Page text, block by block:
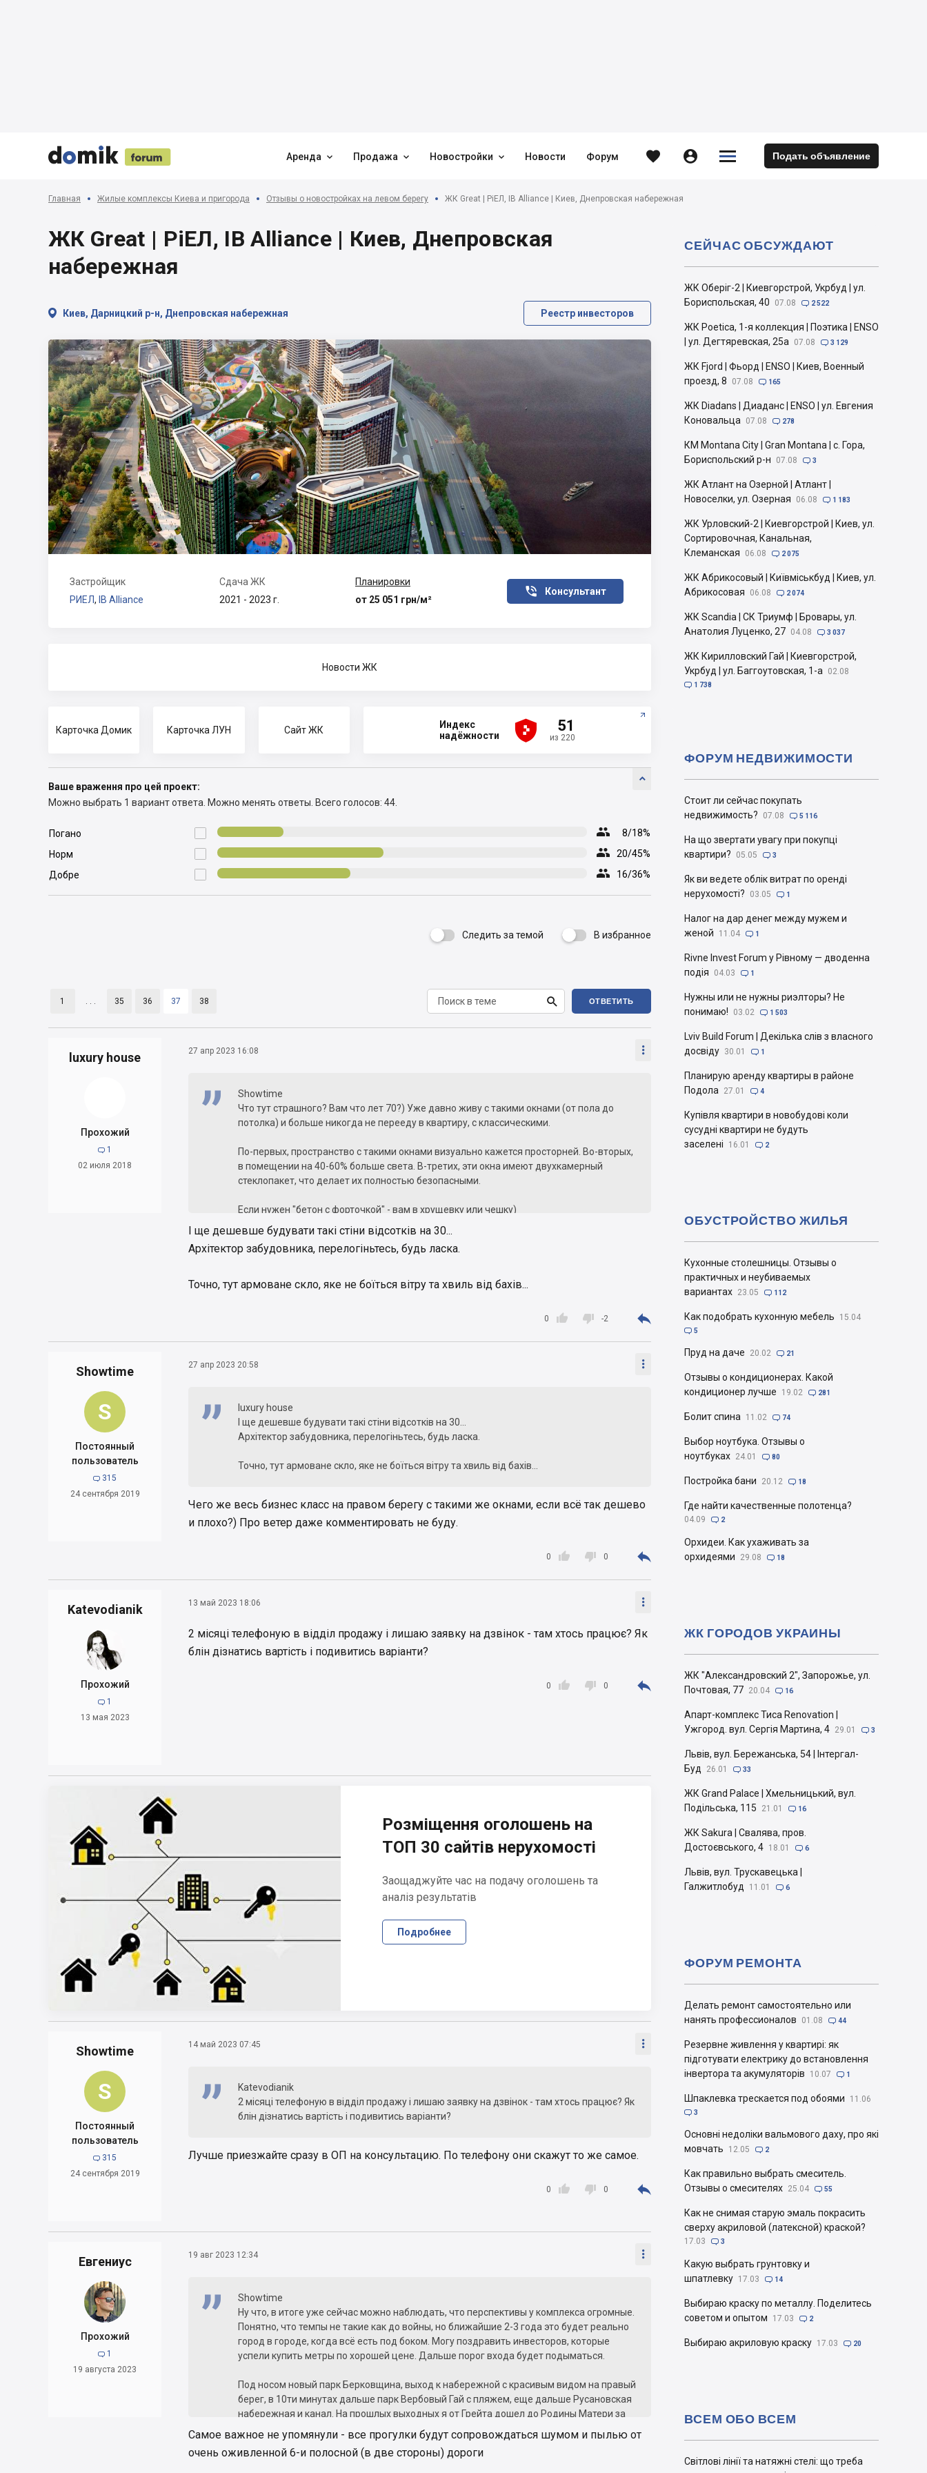


 
 Аренда  Продажа  Новостройки  Новости Форум   

 Подать объявление
Главная Жилые комплексы Киева и пригорода Отзывы о новостройках на левом берегу ЖК Great | РіЕЛ, IB Alliance | Киев, Днепровская набережная
ЖК Great | РіЕЛ, IB Alliance | Киев, Днепровская
набережная
 Киев, Дарницкий р-н, Днепровская набережная Реестр инвесторов
Застройщик
РИЕЛ, IB Alliance
Сдача ЖК
2021 - 2023 г.
Планировки
от 25 051 грн/м²
Консультант

Новости ЖК
Карточка Домик Карточка ЛУН Сайт ЖК
Индекс
надёжности




 51
из 220

Ваше враження про цей проект:
Можно выбрать 1 вариант ответа. Можно менять ответы. Всего голосов: 44.

Погано  8/18%

Норм  20/45%

Добре  16/36%
Следить за темой  В избранное
1 . . . 35 36 37 38  ОТВЕТИТЬ
luxury house
Прохожий
 1
02 июля 2018
27 апр 2023 16:08 
Showtime
Что тут страшного? Вам что лет 70?) Уже давно живу с такими окнами (от пола до
потолка) и больше никогда не перееду в квартиру, с классическими.
По-первых, пространство с такими окнами визуально кажется просторней. Во-вторых,
в помещении на 40-60% больше света. В-третих, эти окна имеют двухкамерный
стеклопакет, что делает их полностью безопасными.
Если нужен "бетон с форточкой" - вам в хрущевку или чешку)
І ще дешевше будувати такі стіни відсотків на 30...
Архітектор забудовника, перелогіньтесь, будь ласка.
Точно, тут армоване скло, яке не боїться вітру та хвиль від бахів...

0  -2 
Showtime
S
Постоянный
пользователь
 315
24 сентября 2019
27 апр 2023 20:58 
luxury house
І ще дешевше будувати такі стіни відсотків на 30...
Архітектор забудовника, перелогіньтесь, будь ласка.
Точно, тут армоване скло, яке не боїться вітру та хвиль від бахів...
Чего же весь бизнес класс на правом берегу с такими же окнами, если всё так дешево
и плохо?) Про ветер даже комментировать не буду.

0  0 
Katevodianik
Прохожий
 1
13 мая 2023
13 май 2023 18:06 
2 місяці телефоную в відділ продажу і лишаю заявку на дзвінок - там хтось працює? Як
блін дізнатись вартість і подивитись варіанти?

0  0 
Showtime
S
Постоянный
пользователь
 315
24 сентября 2019
14 май 2023 07:45 
Katevodianik
2 місяці телефоную в відділ продажу і лишаю заявку на дзвінок - там хтось працює? Як
блін дізнатись вартість і подивитись варіанти?
Лучше приезжайте сразу в ОП на консультацию. По телефону они скажут то же самое.

0  0 
Евгениус
Прохожий
 1
19 августа 2023
19 авг 2023 12:34 
Showtime
Ну что, в итоге уже сейчас можно наблюдать, что перспективы у комплекса огромные.
Понятно, что темпы не такие как до войны, но ближайшие 2-3 года это будет реально
город в городе, когда всё есть под боком. Могу поздравить инвесторов, которые
успели купить метры по хорошей цене. Дальше порог входа будет подыматься.
Под носом новый парк Берковщина, выход к набережной с красивым видом на правый
берег, в 10ти минутах дальше парк Вербовый Гай с пляжем, еще дальше Русановская
набережная и канал. На прошлых выходных я от Грейта дошел до Родины Матери за
час и получил массу удовольствия от прогулки. Короче для тех, кто занимается бегом,
ездит на великах или просто любит длительные прогулки - с выбором комплекса
точно не ошиблись.
Самое важное не упомянули - все прогулки будут сопровождаться шумом и пылью от
очень оживленной 6-и полосной (в две стороны) дороги
Розміщення оголошень на
ТОП 30 сайтів нерухомості
Заощаджуйте час на подачу оголошень та
аналіз результатів
Подробнее
ЖК Оберіг-2 | Киевгорстрой, Укрбуд | ул.
Бориспольская, 40
07.08  2 522
ЖК Poetica, 1-я коллекция | Поэтика | ENSO
| ул. Дегтяревская, 25а
07.08  3 129
ЖК Fjord | Фьорд | ENSO | Киев, Военный
проезд, 8
07.08  165
ЖК Diadans | Диаданс | ENSO | ул. Евгения
Коновальца
07.08  278
КМ Montana City | Gran Montana | с. Гора,
Бориспольский р-н
07.08  3
ЖК Атлант на Озерной | Атлант |
Новоселки, ул. Озерная
06.08  1 183
ЖК Урловский-2 | Киевгорстрой | Киев, ул.
Сортировочная, Канальная,
Клеманская
06.08  2 075
ЖК Абрикосовый | Київміськбуд | Киев, ул.
Абрикосовая
06.08  2 074
ЖК Scandia | СК Триумф | Бровары, ул.
Анатолия Луценко, 27 04.08  3 037
ЖК Кирилловский Гай | Киевгорстрой,
Укрбуд | ул. Баггоутовская, 1-а
02.08
 1 738
СЕЙЧАС ОБСУЖДАЮТ
Стоит ли сейчас покупать
недвижимость?
07.08  5 116
На що звертати увагу при покупці
квартири?
05.05  3
Як ви ведете облік витрат по оренді
нерухомості?
03.05  1
Налог на дар денег между мужем и
женой
11.04  1
Rivne Invest Forum у Рівному — дводенна
подія
04.03  1
Нужны или не нужны риэлторы? Не
понимаю!
03.02  1 503
Lviv Build Forum | Декілька слів з власного
досвіду 30.01  1
Планирую аренду квартиры в районе
Подола
27.01  4
Купівля квартири в новобудові коли
сусудні квартири не будуть
заселені
16.01  2
ФОРУМ НЕДВИЖИМОСТИ
Кухонные столешницы. Отзывы о
практичных и неубиваемых
вариантах 23.05  112
Как подобрать кухонную мебель 15.04
 5
Пруд на даче 20.02  21
Отзывы о кондиционерах. Какой
кондиционер лучше
19.02  281
Болит спина 11.02  74
Выбор ноутбука. Отзывы о
ноутбуках 24.01  80
Постройка бани 20.12  18
Где найти качественные полотенца?
04.09  2
Орхидеи. Как ухаживать за
орхидеями
29.08  18
ОБУСТРОЙСТВО ЖИЛЬЯ
ЖК "Александровский 2", Запорожье, ул.
Почтовая, 77 20.04  16
Апарт-комплекс Тиса Renovation |
Ужгород. вул. Сергія Мартина, 4 29.01  3
Львів, вул. Бережанська, 54 | Інтергал-
Буд
26.01  33
ЖК Grand Palace | Хмельницький, вул.
Подільська, 115
21.01  16
ЖК Sakura | Свалява, пров.
Достоєвського, 4 18.01  6
Львів, вул. Трускавецька |
Галжитлобуд
11.01  6
ЖК ГОРОДОВ УКРАИНЫ
Делать ремонт самостоятельно или
нанять профессионалов
01.08  44
Резервне живлення у квартирі: як
підготувати електрику до встановлення
інвертора та акумуляторів
10.07  1
Шпаклевка трескается под обоями 11.06
 3
Основні недоліки вальмового даху, про які
мовчать
12.05  2
Как правильно выбрать смеситель.
Отзывы о смесителях 25.04  55
Как не снимая старую эмаль покрасить
сверху акриловой (латексной) краской?
17.03  3
Какую выбрать грунтовку и
шпатлевку 17.03  14
Выбираю краску по металлу. Поделитесь
советом и опытом
17.03  2
Выбираю акриловую краску 17.03  20
ФОРУМ РЕМОНТА
Світлові лінії та натяжні стелі: що треба
ВСЕМ ОБО ВСЕМ